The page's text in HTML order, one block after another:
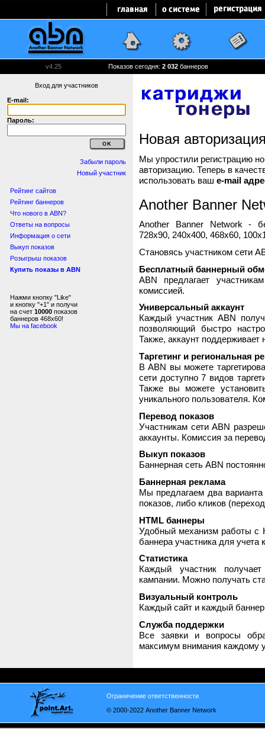
v4.25 Показов сегодня: 2 032 баннеров
Вход для участников
E-mail:
Пароль:
Забыли пароль
Новый участник
Рейтинг сайтов
Рейтинг баннеров
Что нового в ABN?
Ответы на вопросы
Информация о сети
Выкуп показов
Розыгрыш показов
Купить показы в ABN
Нажми кнопку "Like"
и кнопку "+1" и получи
на счет 10000 показов
баннеров 468x60!
Мы на facebook
Новая
Мы упростили регистрацию
авторизацию. Теперь в
использовать ваш e-mail
Another Banner
Another Banner Network -
728x90, 240x400, 468x60,
Становясь участником сети
Бесплатный баннерный
ABN предлагает
комиссией.
Универсальный аккаунт
Каждый участник ABN
позволяющий быстро
Также, аккаунт поддерживает
Таргетинг и региональная
В ABN вы можете
сети доступно 7 видов
Также вы можете
уникального пользователя.
Перевод показов
Участникам сети ABN
аккаунты. Комиссия за
Выкуп показов
Баннерная сеть ABN
Баннерная реклама
Мы предлагаем два
показов, либо кликов
HTML баннеры
Удобный механизм работы с
баннера участника для
Статистика
Каждый участник
кампании. Можно получать
Визуальный контроль
Каждый сайт и каждый
Служба поддержки
Все заявки и вопросы
максимум внимания каждому
Ограничение ответственности
© 2000-2022 Another Banner Network